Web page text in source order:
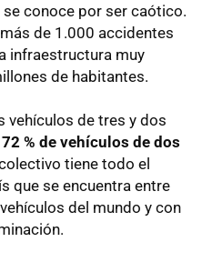
conoce por ser caótico.
de 1.000 accidentes
infraestructura muy
de habitantes.
vehículos de tres y dos
% de vehículos de dos
tiene todo el
que se encuentra entre
del mundo y con